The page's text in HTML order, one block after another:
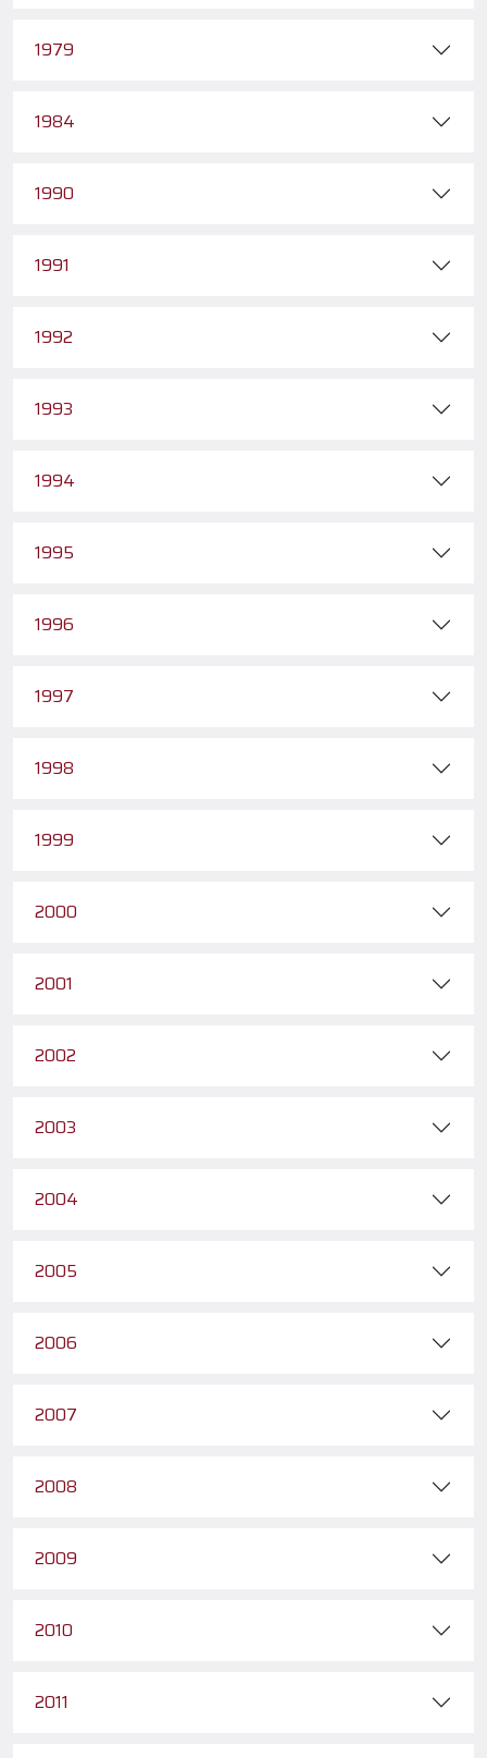
1979
1984
1990
1991
1992
1993
1994
1995
1996
1997
1998
1999
2000
2001
2002
2003
2004
2005
2006
2007
2008
2009
2010
2011